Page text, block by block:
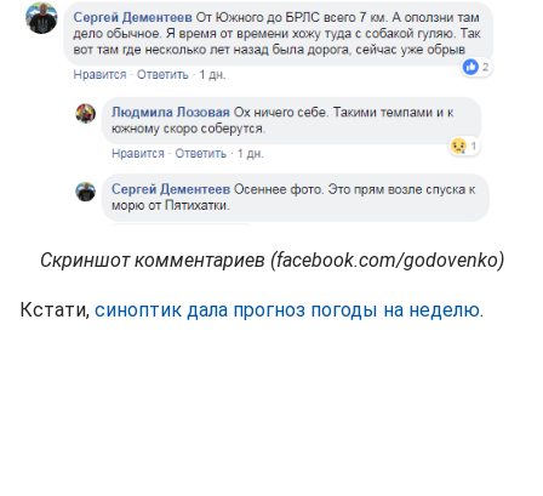
Скриншот комментариев (facebook.com/godovenko)
Кстати, синоптик дала прогноз погоды на неделю.